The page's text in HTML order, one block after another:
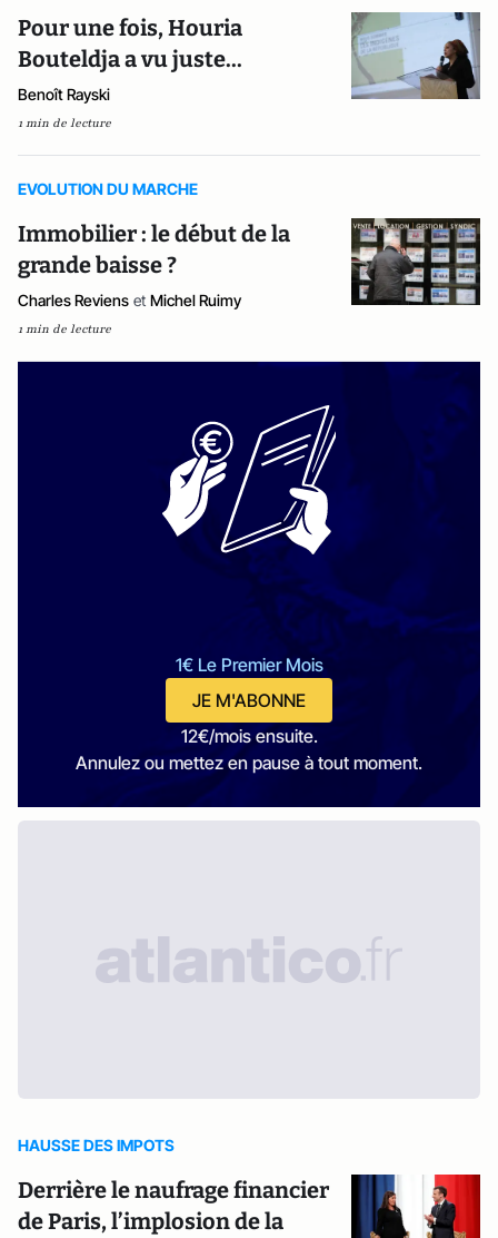
Pour une fois, Houria
Bouteldja a vu juste...
Benoît Rayski
1 min de lecture
EVOLUTION DU MARCHE
Immobilier : le début de la
grande baisse ?
Charles Reviens et Michel Ruimy
1 min de lecture
1€ Le Premier Mois
JE M'ABONNE
12€/mois ensuite.
Annulez ou mettez en pause à tout moment.
HAUSSE DES IMPOTS
Derrière le naufrage financier
de Paris, l’implosion de la